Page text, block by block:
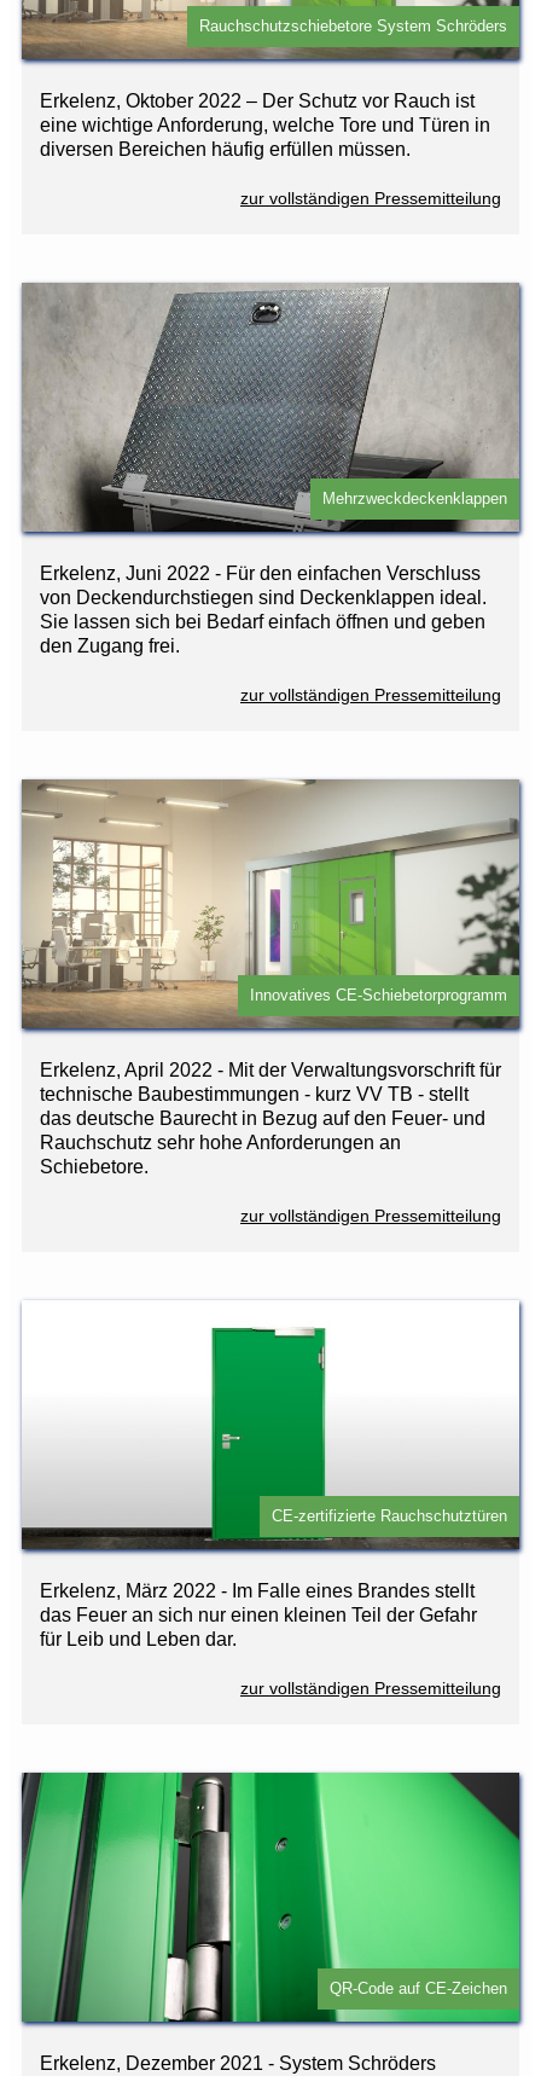
Rauchschutzschiebetore System Schröders
Erkelenz, Oktober 2022 – Der Schutz vor Rauch ist
eine wichtige Anforderung, welche Tore und Türen in
diversen Bereichen häufig erfüllen müssen.
zur vollständigen Pressemitteilung
Mehrzweckdeckenklappen
Erkelenz, Juni 2022 - Für den einfachen Verschluss
von Deckendurchstiegen sind Deckenklappen ideal.
Sie lassen sich bei Bedarf einfach öffnen und geben
den Zugang frei.
zur vollständigen Pressemitteilung
Innovatives CE-Schiebetorprogramm
Erkelenz, April 2022 - Mit der Verwaltungsvorschrift für
technische Baubestimmungen - kurz VV TB - stellt
das deutsche Baurecht in Bezug auf den Feuer- und
Rauchschutz sehr hohe Anforderungen an
Schiebetore.
zur vollständigen Pressemitteilung
CE-zertifizierte Rauchschutztüren
Erkelenz, März 2022 - Im Falle eines Brandes stellt
das Feuer an sich nur einen kleinen Teil der Gefahr
für Leib und Leben dar.
zur vollständigen Pressemitteilung
QR-Code auf CE-Zeichen
Erkelenz, Dezember 2021 - System Schröders